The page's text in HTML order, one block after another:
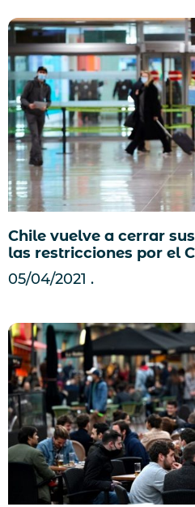
Chile vuelve a cerrar
las restricciones por el
05/04/2021